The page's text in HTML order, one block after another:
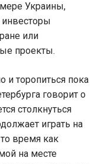
Украины,
инвесторы
или
проекты.
и торопиться пока
говорит о
столкнуться
играть на
время как
на месте